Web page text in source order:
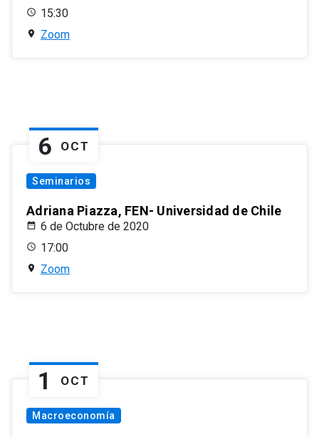
15:30
Zoom
6 OCT
Seminarios
Adriana Piazza, FEN- Universidad de Chile
6 de Octubre de 2020
17:00
Zoom
1 OCT
Macroeconomía